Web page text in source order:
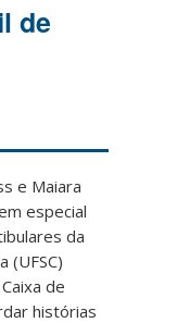
de
e Maiara
especial
da
(UFSC)
de
histórias